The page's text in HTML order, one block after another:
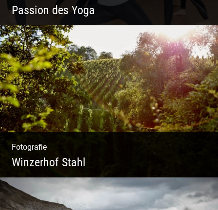
Passion des Yoga
Ein herzliches Team
Fotografie
Winzerhof Stahl
Ganz neu durfte es werden. Alles. Fotos.
Web. Shop.